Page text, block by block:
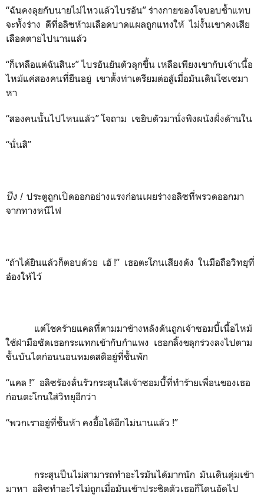
“ฉันคงลุยกับนายไม่ไหวแล้วไบรอัน” ร่างกายของโจบอบช้ำแทบ
จะทั้งร่าง ดีที่อลิซห้ามเลือดบาดแผลถูกแทงให้ ไม่งั้นเขาคงเสีย
เลือดตายไปนานแล้ว
“ก็เหลือแต่ฉันสินะ” ไบรอันยันตัวลุกขึ้น เหลือเพียงเขากับเจ้าเนื้อ
ไหม้แค่สองคนที่ยืนอยู่ เขาตั้งท่าเตรียมต่อสู้เมื่อมันเดินโซเซมา
หา
“สองคนนั้นไปไหนแล้ว” โจถาม เขยิบตัวมานั่งพิงผนังฝั่งด้านใน
“นั่นสิ”
ปึง !ประตูถูกเปิดออกอย่างแรงก่อนเผยร่างอลิซที่พรวดออกมา
จากทางหนีไฟ
“ถ้าได้ยินแล้วก็ตอบด้วย เฮ้ !” เธอตะโกนเสียงดัง ในมือถือวิทยุที่
อ๋องให้ไว้
แต่โชคร้ายแคลที่ตามมาข้างหลังดันถูกเจ้าซอมบี้เนื้อไหม้
ใช้ฝ่ามือซัดเธอกระแทกเข้ากับกำแพง เธอกลิ้งขลุกร่วงลงไปตาม
ขั้นบันไดก่อนนอนหมดสติอยู่ที่ชั้นพัก
“แคล !” อลิซร้องลั่นรัวกระสุนใส่เจ้าซอมบี้ที่ทำร้ายเพื่อนของเธอ
ก่อนตะโกนใส่วิทยุอีกว่า
“พวกเราอยู่ที่ชั้นห้า คงยื้อได้อีกไม่นานแล้ว !”
กระสุนปืนไม่สามารถทำอะไรมันได้มากนัก มันเดินดุ่มเข้า
มาหา อลิซทำอะไรไม่ถูกเมื่อมันเข้าประชิดตัวเธอก็โดนอัดไป